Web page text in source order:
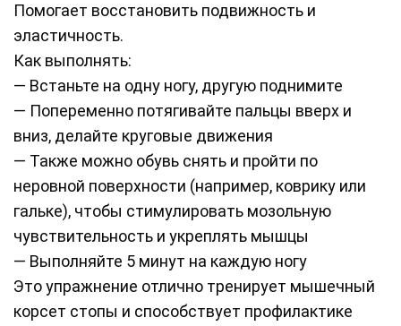
Помогает восстановить подвижность и
эластичность.
Как выполнять:
— Встаньте на одну ногу, другую поднимите
— Попеременно потягивайте пальцы вверх и
вниз, делайте круговые движения
— Также можно обувь снять и пройти по
неровной поверхности (например, коврику или
гальке), чтобы стимулировать мозольную
чувствительность и укреплять мышцы
— Выполняйте 5 минут на каждую ногу
Это упражнение отлично тренирует мышечный
корсет стопы и способствует профилактике